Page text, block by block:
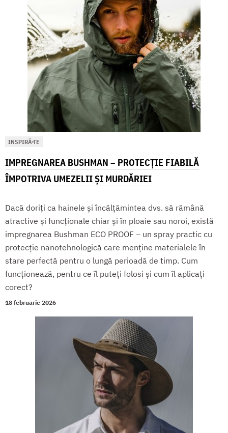
INSPIRĂ-TE
IMPREGNAREA BUSHMAN – PROTECȚIE FIABILĂ
ÎMPOTRIVA UMEZELII ȘI MURDĂRIEI
Dacă doriți ca hainele și încălțămintea dvs. să rămână
atractive și funcționale chiar și în ploaie sau noroi, există
impregnarea Bushman ECO PROOF – un spray practic cu
protecție nanotehnologică care menține materialele în
stare perfectă pentru o lungă perioadă de timp. Cum
funcționează, pentru ce îl puteți folosi și cum îl aplicați
corect?
18 februarie 2026